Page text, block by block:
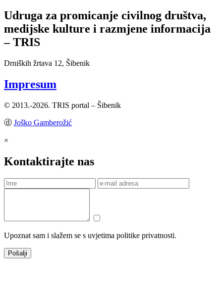
Udruga za promicanje civilnog društva,
medijske kulture i razmjene informacija
– TRIS
Drniških žrtava 12, Šibenik
Impresum
© 2013.-2026. TRIS portal – Šibenik
ⓓ Joško Gamberožić
×
Kontaktirajte nas
Upoznat sam i slažem se s uvjetima politike privatnosti.
Pošalji